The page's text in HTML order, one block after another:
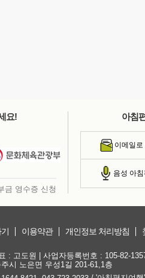
요!
금 영수증 신청
아침
이메일로
음성 아침
이용약관 개인정보 처리방침
: 고도원 | 사업자등록번호 : 105-82-
시 노은면 우성1길 201-61,1층